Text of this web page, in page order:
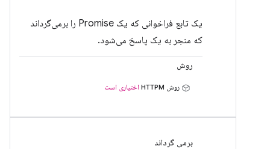
یک تابع فراخوانی که یک Promise را برمی‌گرداند
که منجر به یک پاسخ می‌شود.
روش
روش HTTPM اختیاری است
برمی گرداند